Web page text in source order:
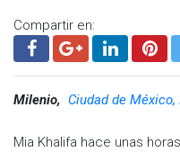
Compartir en:
Milenio, Ciudad de México,
Mia Khalifa hace unas